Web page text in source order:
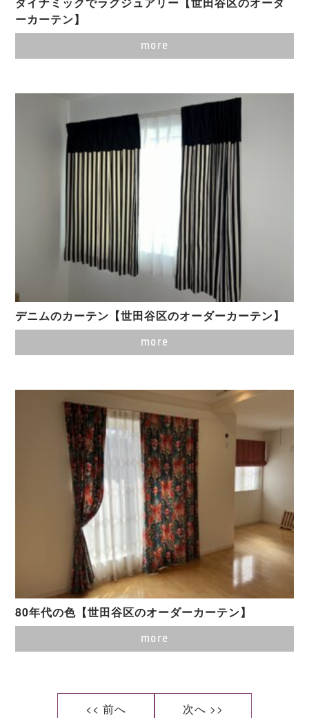
ーカーテン】
more
デニムのカーテン【世田谷区のオーダーカーテン】
more
80年代の色【世田谷区のオーダーカーテン】
more
<< 前へ 次へ >>